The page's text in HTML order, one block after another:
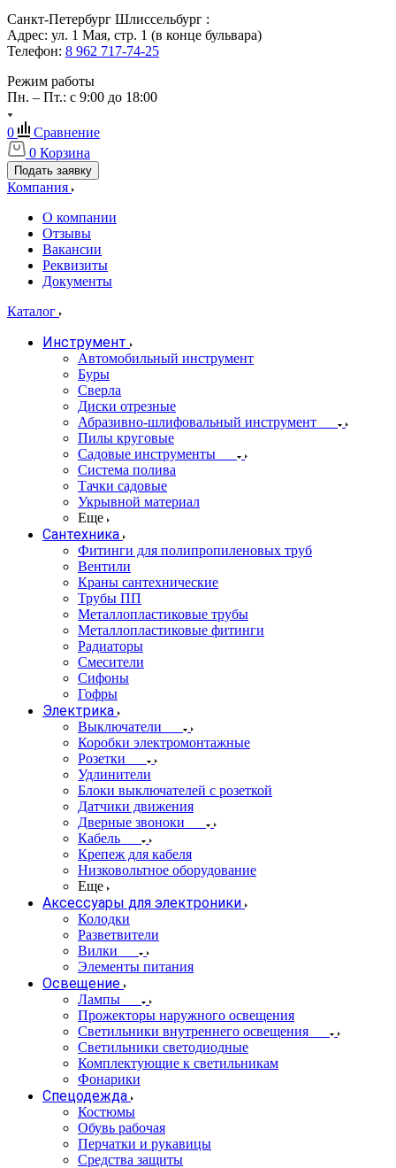
Санкт-Петербург Шлиссельбург :
Адрес: ул. 1 Мая, стр. 1 (в конце бульвара)
Телефон: 8 962 717-74-25
Режим работы
Пн. – Пт.: с 9:00 до 18:00
0
Сравнение
0 Корзина
Подать заявку
Компания
О компании
Отзывы
Вакансии
Реквизиты
Документы
Каталог
Инструмент
Автомобильный инструмент
Буры
Сверла
Диски отрезные
Абразивно-шлифовальный инструмент
Пилы круговые
Садовые инструменты
Система полива
Тачки садовые
Укрывной материал
Еще
Сантехника
Фитинги для полипропиленовых труб
Вентили
Краны сантехнические
Трубы ПП
Металлопластиковые трубы
Металлопластиковые фитинги
Радиаторы
Смесители
Сифоны
Гофры
Электрика
Выключатели
Коробки электромонтажные
Розетки
Удлинители
Блоки выключателей с розеткой
Датчики движения
Дверные звоноки
Кабель
Крепеж для кабеля
Низковольтное оборудование
Еще
Аксессуары для электроники
Колодки
Разветвители
Вилки
Элементы питания
Освещение
Лампы
Прожекторы наружного освещения
Светильники внутреннего освещения
Светильники светодиодные
Комплектующие к светильникам
Фонарики
Спецодежда
Костюмы
Обувь рабочая
Перчатки и рукавицы
Средства защиты